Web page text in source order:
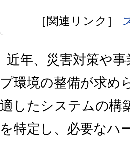
［関連リンク］
近年、災害対策や
プ環境の整備が求め
適したシステムの構
を特定し、必要なハ